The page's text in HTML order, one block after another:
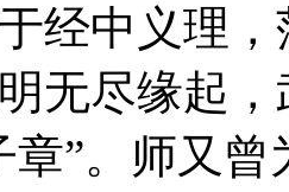
经中义理
无尽缘起
章”。师又